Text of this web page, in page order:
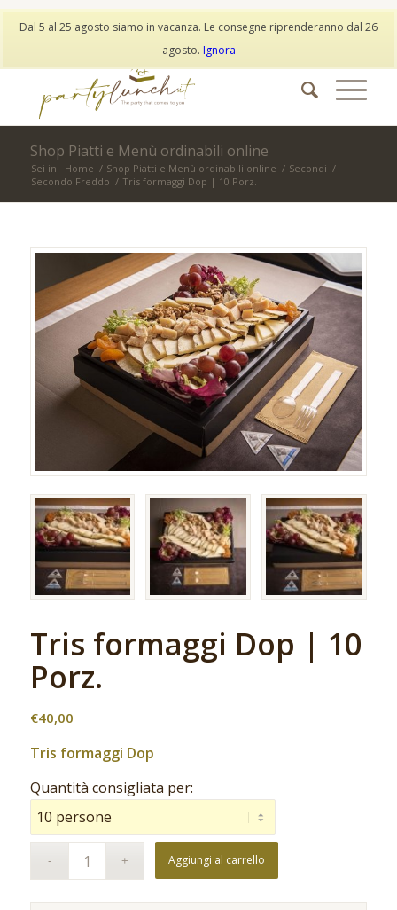
My Account
Wishlist
Shop Piatti e Menù ordinabili online
Sei in: Home / Shop Piatti e Menù ordinabili online / Secondi /
Secondo Freddo / Tris formaggi Dop | 10 Porz.
Tris formaggi Dop | 10
Porz.
€40,00
Tris formaggi Dop
Quantità consigliata per:
Aggiungi al carrello
Dal 5 al 25 agosto siamo in vacanza. Le consegne riprenderanno dal 26
agosto. Ignora